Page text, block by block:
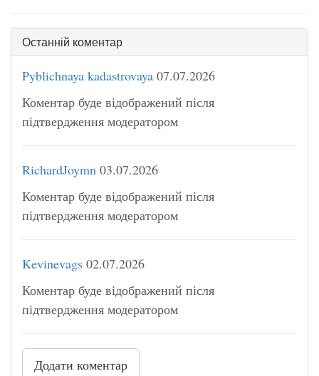
Останній коментар
Pyblichnaya kadastrovaya 07.07.2026
Коментар буде відображений після
підтвердження модератором
RichardJoymn 03.07.2026
Коментар буде відображений після
підтвердження модератором
Kevinevags 02.07.2026
Коментар буде відображений після
підтвердження модератором
Додати коментар